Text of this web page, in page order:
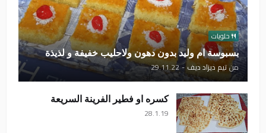
حلويات
بسبوسة ام وليد بدون دهون ولاحليب خفيفة و لذيذة
منتيم ديزاد ديف -
29.11.22
كسره او فطير الفرينة السريعة
28.1.19